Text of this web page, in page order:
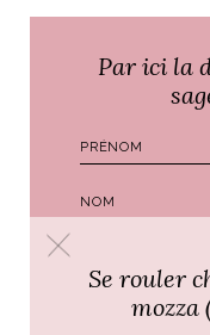
Par ici la
Se rouler
mozza